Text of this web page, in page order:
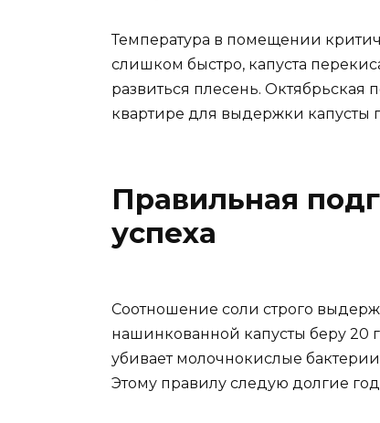
Температура в помещении
слишком быстро, капуста
развиться плесень.
квартире для выдержки капусты
Правильная
успеха
Соотношение соли строго
нашинкованной капусты беру 20
убивает молочнокислые
Этому правилу следую долгие